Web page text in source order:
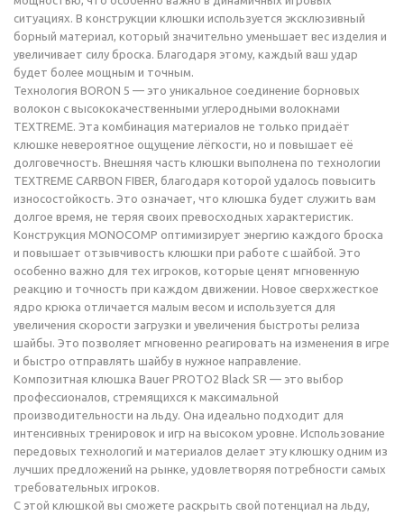
ситуациях. В конструкции клюшки используется эксклюзивный
борный материал, который значительно уменьшает вес изделия и
увеличивает силу броска. Благодаря этому, каждый ваш удар
будет более мощным и точным.
Технология BORON 5 — это уникальное соединение борновых
волокон с высококачественными углеродными волокнами
TEXTREME. Эта комбинация материалов не только придаёт
клюшке невероятное ощущение лёгкости, но и повышает её
долговечность. Внешняя часть клюшки выполнена по технологии
TEXTREME CARBON FIBER, благодаря которой удалось повысить
износостойкость. Это означает, что клюшка будет служить вам
долгое время, не теряя своих превосходных характеристик.
Конструкция MONOCOMP оптимизирует энергию каждого броска
и повышает отзывчивость клюшки при работе с шайбой. Это
особенно важно для тех игроков, которые ценят мгновенную
реакцию и точность при каждом движении. Новое сверхжесткое
ядро крюка отличается малым весом и используется для
увеличения скорости загрузки и увеличения быстроты релиза
шайбы. Это позволяет мгновенно реагировать на изменения в игре
и быстро отправлять шайбу в нужное направление.
Композитная клюшка Bauer PROTO2 Black SR — это выбор
профессионалов, стремящихся к максимальной
производительности на льду. Она идеально подходит для
интенсивных тренировок и игр на высоком уровне. Использование
передовых технологий и материалов делает эту клюшку одним из
лучших предложений на рынке, удовлетворяя потребности самых
требовательных игроков.
С этой клюшкой вы сможете раскрыть свой потенциал на льду,